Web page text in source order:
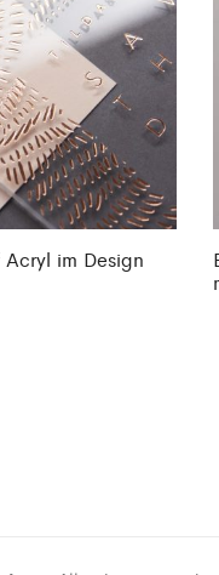
im Design